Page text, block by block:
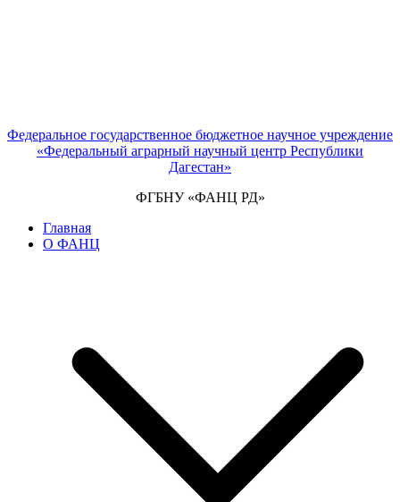
Федеральное государственное бюджетное научное учреждение
«Федеральный аграрный научный центр Республики
Дагестан»
ФГБНУ «ФАНЦ РД»
Главная
О ФАНЦ